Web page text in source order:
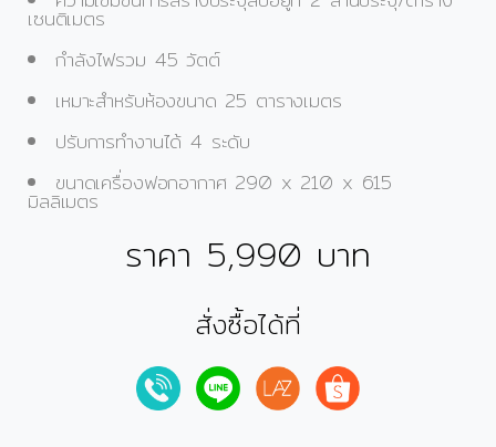
เซนติเมตร
กำลังไฟรวม 45 วัตต์
เหมาะสำหรับห้องขนาด 25 ตารางเมตร
ปรับการทำงานได้ 4 ระดับ
ขนาดเครื่องฟอกอากาศ 290 x 210 x 615
มิลลิเมตร
ราคา 5,990 บาท
สั่งซื้อได้ที่